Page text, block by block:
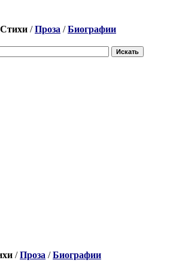
Стихи /Проза /Биографии
/Проза /Биографии